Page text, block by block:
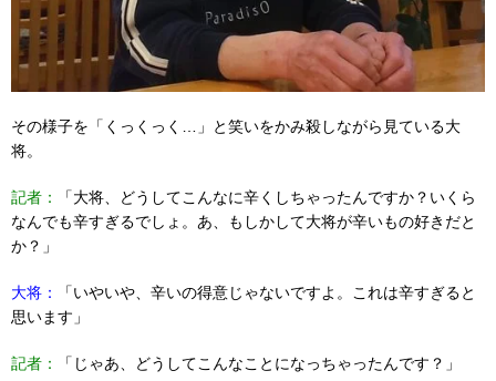
その様子を「くっくっく…」と笑いをかみ殺しながら見ている大
将。
記者：
「大将、どうしてこんなに辛くしちゃったんですか？いくら
なんでも辛すぎるでしょ。あ、もしかして大将が辛いもの好きだと
か？」
大将：
「いやいや、辛いの得意じゃないですよ。これは辛すぎると
思います」
記者： 「じゃあ、どうしてこんなことになっちゃったんです？」